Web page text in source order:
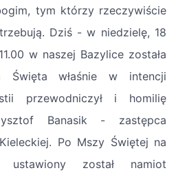
tym którzy rzeczywiście
Dziś - w niedzielę, 18
w naszej Bazylice została
Święta właśnie w intencji
przewodniczył i homilię
Banasik - zastępca
Po Mszy Świętej na
ustawiony został namiot